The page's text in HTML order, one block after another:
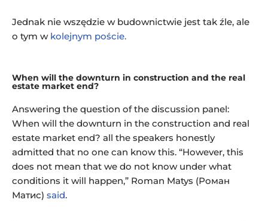
Jednak nie wszędzie w budownictwie jest tak źle, ale
o tym w kolejnym poście.
When will the downturn in construction and the real
estate market end?
Answering the question of the discussion panel:
When will the downturn in the construction and real
estate market end? all the speakers honestly
admitted that no one can know this. “However, this
does not mean that we do not know under what
conditions it will happen,” Roman Matys (Роман
Матис) said.